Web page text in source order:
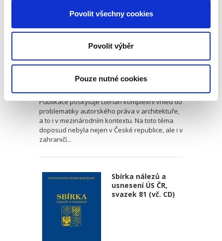
Povolit všechny cookies
Povolit výběr
Pouze nutné cookies
Pavla Voříšková,
690,00 Kč
Publikace poskytuje čtenáři komplexní vhled do
problematiky autorského práva v architektuře,
a to i v mezinárodním kontextu. Na toto téma
doposud nebyla nejen v České republice, ale i v
zahraničí...
Sbírka nálezů a
usnesení ÚS ČR,
svazek 81 (vč. CD)